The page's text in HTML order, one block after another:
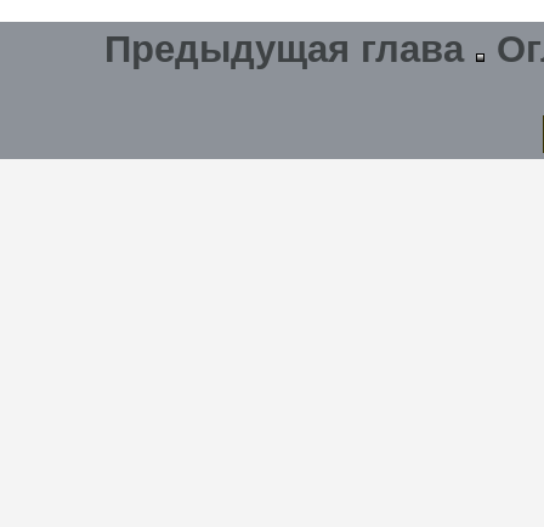
Предыдущая глава